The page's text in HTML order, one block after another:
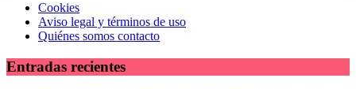
Cookies
Aviso legal y términos de uso
Quiénes somos contacto
Entradas recientes